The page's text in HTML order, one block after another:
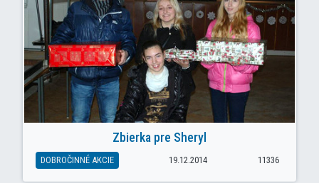
Zbierka pre Sheryl
DOBROČINNÉ AKCIE 19.12.2014 11336